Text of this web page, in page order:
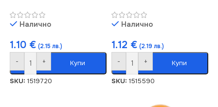
Налично
1.10 € (2.15 лв.)
- + Купи
SKU: 1519720
Налично
1.12 € (2.19 лв.)
- + Купи
SKU: 1515590